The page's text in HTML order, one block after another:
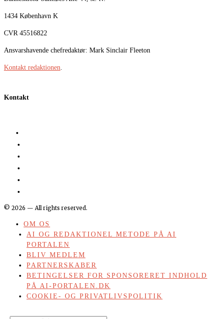
1434 København K
CVR 45516822
Ansvarshavende chefredaktør: Mark Sinclair Fleeton
Kontakt redaktionen
Kontakt
© 2026 — All rights reserved.
OM OS
AI OG REDAKTIONEL METODE PÅ AI
PORTALEN
BLIV MEDLEM
PARTNERSKABER
BETINGELSER FOR SPONSORERET INDHOLD
PÅ AI-PORTALEN.DK
COOKIE- OG PRIVATLIVSPOLITIK